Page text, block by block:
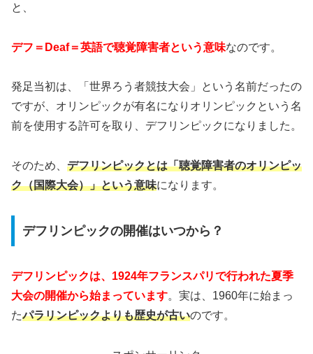
と、
デフ＝Deaf＝英語で聴覚障害者という意味なのです。
発足当初は、「世界ろう者競技大会」という名前だったの
ですが、オリンピックが有名になりオリンピックという名
前を使用する許可を取り、デフリンピックになりました。
そのため、 デフリンピックとは「聴覚障害者のオリンピッ
ク（国際大会）」という意味になります。
デフリンピックの開催はいつから？
デフリンピックは、1924年フランスパリで行われた夏季
大会の開催から始まっています。実は、1960年に始まっ
たパラリンピックよりも歴史が古いのです。